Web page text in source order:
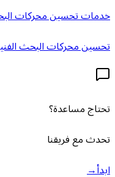
خدمات تحسين محركات
تحسين محركات البحث
تحتاج مساعدة؟
تحدث مع فريقنا
ابدأ→